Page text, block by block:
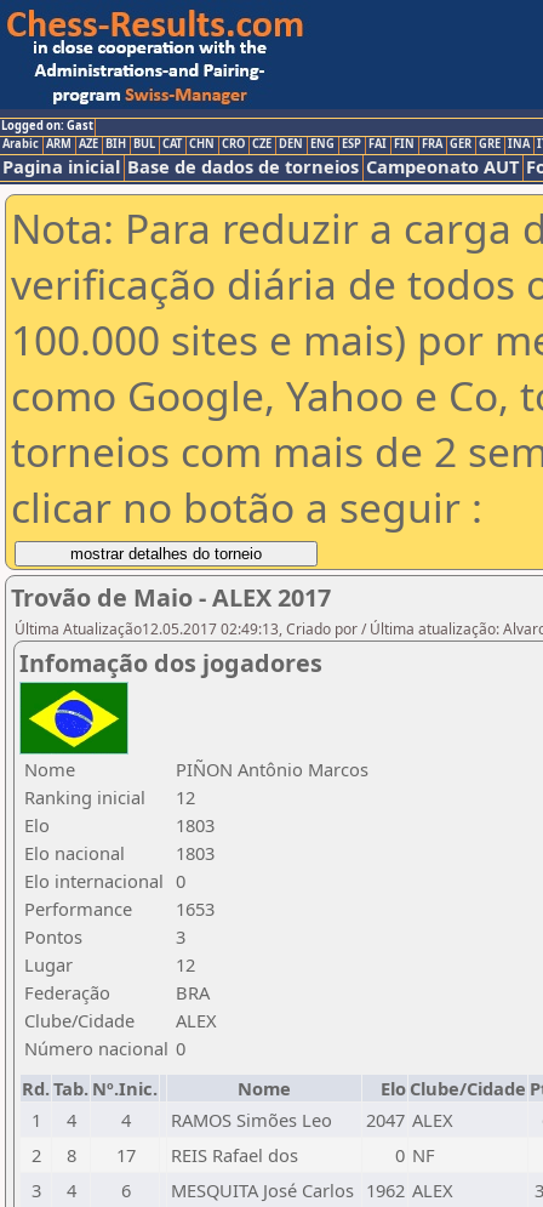
Logged on: Gast
Arabic ARM AZE BIH BUL CAT CHN CRO CZE DEN ENG ESP FAI FIN FRA GER GRE INA
Pagina inicial Base de dados de torneios Campeonato AUT
Nota: Para reduzir a carga
verificação diária de todos
100.000 sites e mais) por
como Google, Yahoo e Co,
torneios com mais de 2
clicar no botão a seguir :
Trovão de Maio - ALEX 2017
Última Atualização12.05.2017 02:49:13, Criado por / Última atualização:
Infomação dos jogadores
Nome
PIÑON Antônio Marcos
Ranking inicial
12
Elo
1803
Elo nacional
1803
Elo internacional 0
Performance
1653
Pontos
3
Lugar
12
Federação
BRA
Clube/Cidade
ALEX
Número nacional 0
Rd.Tab. Nº.Inic. Nome Elo Clube/Cidade
1
4 4 RAMOS Simões Leo 2047 ALEX
2
8 17 REIS Rafael dos 0 NF
3
4 6 MESQUITA José Carlos 1962 ALEX